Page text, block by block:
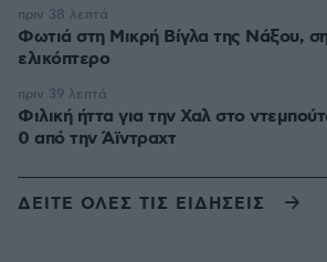
Φωτιά στη Μικρή Βίγλα της Νάξου,
ελικόπτερο
πριν 38 λεπτά
Φιλική ήττα για την Χαλ στο
0 από την Άϊντραχτ
πριν 39 λεπτά
ΔΕΙΤΕ ΟΛΕΣ ΤΙΣ ΕΙΔΗΣΕΙΣ